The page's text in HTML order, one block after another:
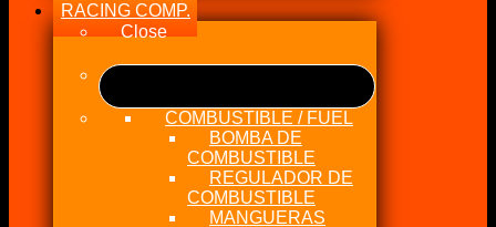
RACING COMP.
Close
COMBUSTIBLE / FUEL
BOMBA DE
COMBUSTIBLE
REGULADOR DE
COMBUSTIBLE
MANGUERAS